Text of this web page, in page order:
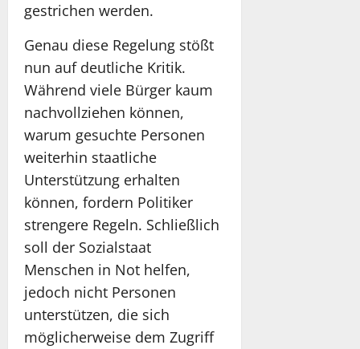
gestrichen werden.
Genau diese Regelung stößt
nun auf deutliche Kritik.
Während viele Bürger kaum
nachvollziehen können,
warum gesuchte Personen
weiterhin staatliche
Unterstützung erhalten
können, fordern Politiker
strengere Regeln. Schließlich
soll der Sozialstaat
Menschen in Not helfen,
jedoch nicht Personen
unterstützen, die sich
möglicherweise dem Zugriff